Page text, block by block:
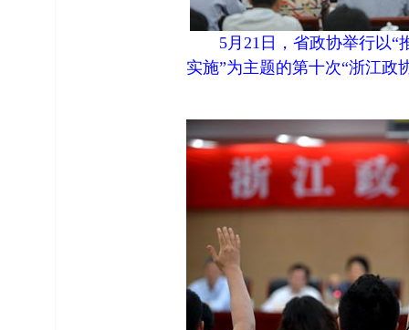
5月 21 日 ，省政协举行以
实施”为主题的第十次“浙江政